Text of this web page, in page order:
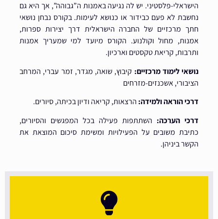
הישראלי-פלסטיני. יש לה נגיעה באמנות ה”גבוהה”, אך היא גם
נחשבת לא פעם כבידור או כנושא לעימות. בקורס נבחן נושאי
חתך מרכזיים של החברה הישראלית דרך יצירות ספרות,
אמנות, מחול וקולנוע. הקורס מיועד למי שמעריך אמנות
ותרבות, קריאת טקסטים וארכיון.
נושאי לימוד מרכזיים: קיבוץ, שואה, מגדר, זמר עברי, המרחב
הציבורי, אשכנזים-מזרחים
דרכי הוראה ולמידה: הרצאות, קריאה ודיון בכיתה, סיורים.
דרכי הערכה: השתתפות פעילה בכל המפגשים והסיורים,
כתיבת משובים על הפעילויות ומשימת סיכום המוצאת את
הקשר ביניהן.